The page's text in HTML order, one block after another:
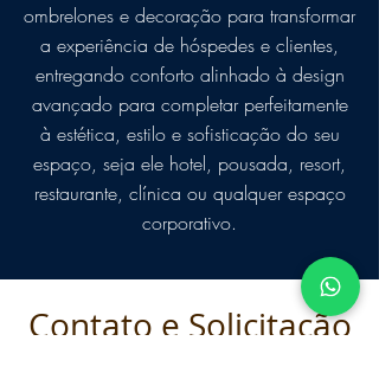
ombrelones e decoração para transformar
a experiência de hóspedes e clientes,
entregando conforto alinhado à design
avançado para completar perfeitamente
à estética, estilo e sofisticação do seu
espaço, seja ele hotel, pousada, resort,
restaurante, clínica ou qualquer espaço
corporativo.
Contato e Solicitação